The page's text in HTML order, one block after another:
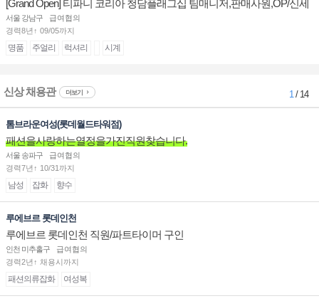
[Grand Open] 티파니 코리아 청담플래그십 팀매니저,판매사원,OP/신세
계대전 판매사원 채용
서울 강남구
급여협의
경력8년↑ 09/05까지
명품 주얼리 럭셔리 시계
신상 채용관 더보기 1/ 14
톰브라운여성(롯데월드타워점)
패션을사랑하는열정을가진직원찾습니다.
서울 송파구
급여협의
경력7년↑ 10/31까지
남성 잡화 향수
루에브르 롯데인천
루에브르 롯데인천 직원/파트타이머 구인
인천 미추홀구
급여협의
경력2년↑ 채용시까지
패션의류잡화 여성복